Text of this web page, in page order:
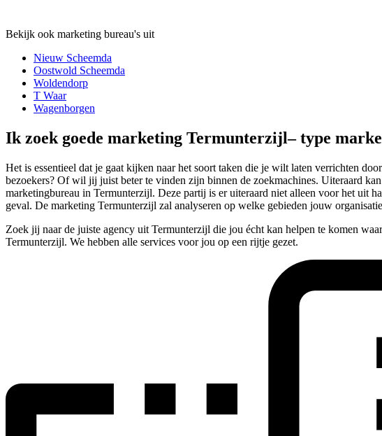
Bekijk ook marketing bureau's uit
Nieuw Scheemda
Oostwold Scheemda
Woldendorp
T Waar
Wagenborgen
Ik zoek goede marketing Termunterzijl– type
Het is essentieel dat je gaat kijken naar het soort taken die je wilt laten verrichten
bezoekers? Of wil jij juist beter te vinden zijn binnen de zoekmachines. Uiteraard
marketingbureau in Termunterzijl. Deze partij is er uiteraard niet alleen voor het uit
geval. De marketing Termunterzijl zal analyseren op welke gebieden jouw
Zoek jij naar de juiste agency uit Termunterzijl die jou écht kan helpen te komen
Termunterzijl. We hebben alle services voor jou op een rijtje gezet.